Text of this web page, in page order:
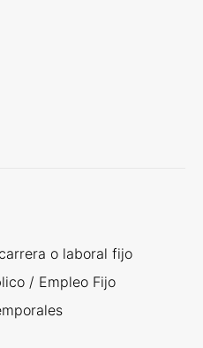
o laboral fijo
/ Empleo Fijo